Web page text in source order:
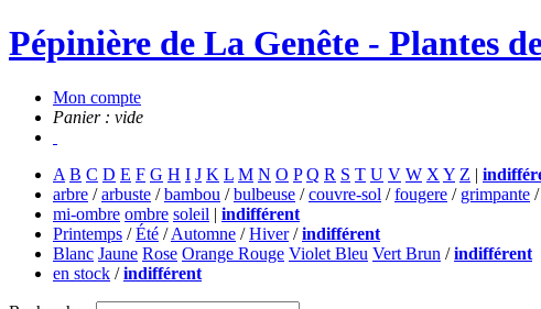
Pépinière de La Genête - Plantes
Mon compte
Panier : vide
A B C D E F G H I J K L M N O P Q R S T U V W X Y Z |
arbre /arbuste /bambou /bulbeuse /couvre-sol /fougere / grimpante /
mi-ombre ombre soleil | indifférent
Printemps /Été /Automne /Hiver/indifférent
Blanc Jaune Rose Orange Rouge Violet Bleu Vert Brun /indifférent
en stock /indifférent